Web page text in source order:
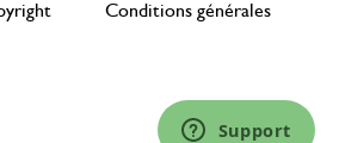
Conditions générales
Support